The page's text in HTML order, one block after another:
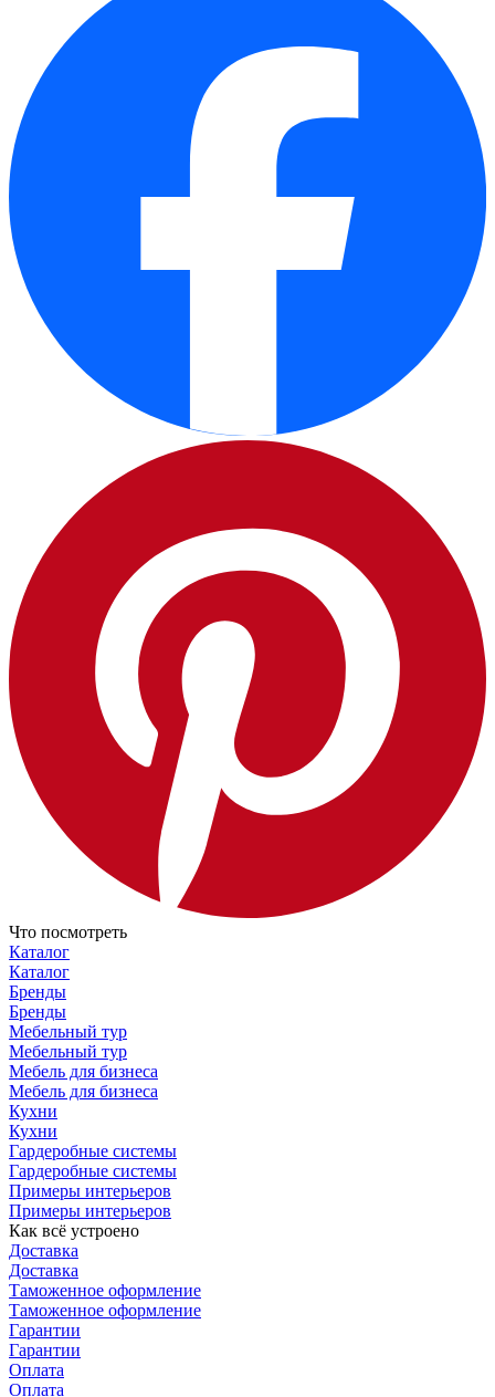
Что посмотреть
Каталог
Каталог
Бренды
Бренды
Мебельный тур
Мебельный тур
Мебель для бизнеса
Мебель для бизнеса
Кухни
Кухни
Гардеробные системы
Гардеробные системы
Примеры интерьеров
Примеры интерьеров
Как всё устроено
Доставка
Доставка
Таможенное оформление
Таможенное оформление
Гарантии
Гарантии
Оплата
Оплата